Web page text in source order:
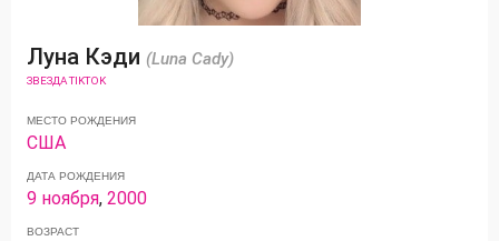
Луна Кэди (Luna Cady)
ЗВЕЗДА TIKTOK
МЕСТО РОЖДЕНИЯ
США
ДАТА РОЖДЕНИЯ
9 ноября,2000
ВОЗРАСТ